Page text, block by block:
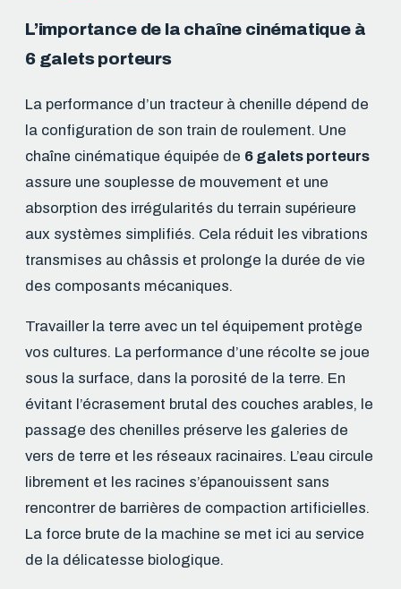
L’importance de la chaîne cinématique à
6 galets porteurs
La performance d’un tracteur à chenille dépend de
la configuration de son train de roulement. Une
chaîne cinématique équipée de 6 galets porteurs
assure une souplesse de mouvement et une
absorption des irrégularités du terrain supérieure
aux systèmes simplifiés. Cela réduit les vibrations
transmises au châssis et prolonge la durée de vie
des composants mécaniques.
Travailler la terre avec un tel équipement protège
vos cultures. La performance d’une récolte se joue
sous la surface, dans la porosité de la terre. En
évitant l’écrasement brutal des couches arables, le
passage des chenilles préserve les galeries de
vers de terre et les réseaux racinaires. L’eau circule
librement et les racines s’épanouissent sans
rencontrer de barrières de compaction artificielles.
La force brute de la machine se met ici au service
de la délicatesse biologique.